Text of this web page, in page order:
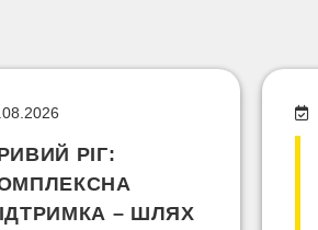
РІГ:
– ШЛЯХ